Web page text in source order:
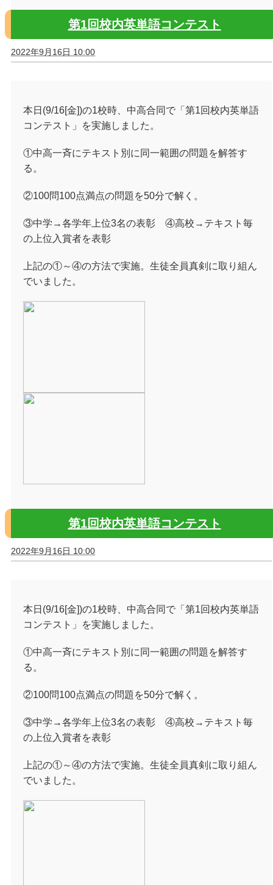
第1回校内英単語コンテスト
2022年9月16日 10:00
本日(9/16[金])の1校時、中高合同で「第1回校内英単語
コンテスト」を実施しました。
①中高一斉にテキスト別に同一範囲の問題を解答す
る。
②100問100点満点の問題を50分で解く。
③中学→各学年上位3名の表彰 ④高校→テキスト毎
の上位入賞者を表彰
上記の①～④の方法で実施。生徒全員真剣に取り組ん
でいました。
第1回校内英単語コンテスト
2022年9月16日 10:00
本日(9/16[金])の1校時、中高合同で「第1回校内英単語
コンテスト」を実施しました。
①中高一斉にテキスト別に同一範囲の問題を解答す
る。
②100問100点満点の問題を50分で解く。
③中学→各学年上位3名の表彰 ④高校→テキスト毎
の上位入賞者を表彰
上記の①～④の方法で実施。生徒全員真剣に取り組ん
でいました。